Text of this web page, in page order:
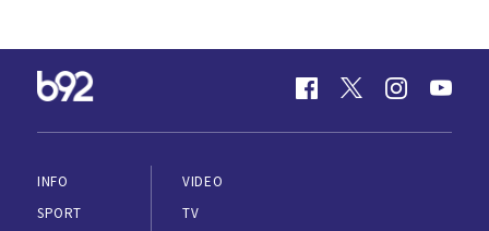
INFO
SPORT
VIDEO
TV